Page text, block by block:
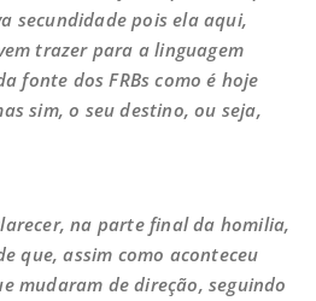
secundidade pois ela aqui,
trazer para a linguagem
fonte dos FRBs como é hoje
sim, o seu destino, ou seja,
na parte final da homilia,
que, assim como aconteceu
mudaram de direção, seguindo